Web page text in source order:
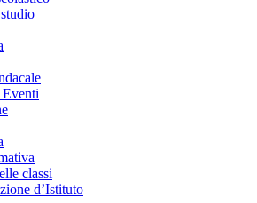
Eventi
classi
d’Istituto